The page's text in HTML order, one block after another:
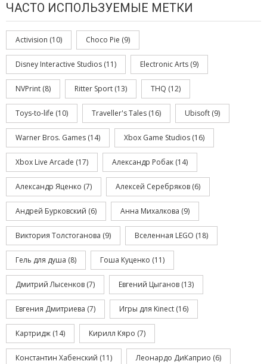
ЧАСТО ИСПОЛЬЗУЕМЫЕ МЕТКИ
Activision (10) Choco Pie (9)
Disney Interactive Studios (11) Electronic Arts (9)
NVPrint (8) Ritter Sport (13) THQ (12)
Toys-to-life (10) Traveller's Tales (16) Ubisoft (9)
Warner Bros. Games (14) Xbox Game Studios (16)
Xbox Live Arcade (17) Александр Робак (14)
Александр Яценко (7) Алексей Серебряков (6)
Андрей Бурковский (6) Анна Михалкова (9)
Виктория Толстоганова (9) Вселенная LEGO (18)
Гель для душа (8) Гоша Куценко (11)
Дмитрий Лысенков (7) Евгений Цыганов (13)
Евгения Дмитриева (7) Игры для Kinect (16)
Картридж (14) Кирилл Кяро (7)
Константин Хабенский (11) Леонардо ДиКаприо (6)